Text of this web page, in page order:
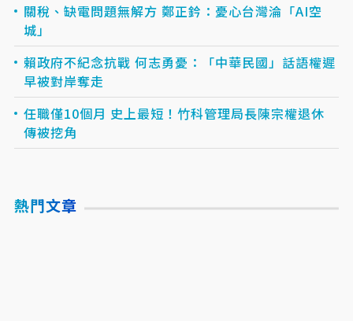
關稅、缺電問題無解方 鄭正鈐：憂心台灣淪「AI空
城」
賴政府不紀念抗戰 何志勇憂：「中華民國」話語權遲
早被對岸奪走
任職僅10個月 史上最短！竹科管理局長陳宗權退休
傳被挖角
熱門文章